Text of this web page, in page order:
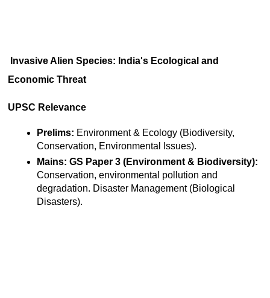
Invasive Alien Species: India's Ecological and
Economic Threat
UPSC Relevance
Prelims: Environment & Ecology (Biodiversity,
Conservation, Environmental Issues).
Mains: GS Paper 3 (Environment & Biodiversity):
Conservation, environmental pollution and
degradation. Disaster Management (Biological
Disasters).